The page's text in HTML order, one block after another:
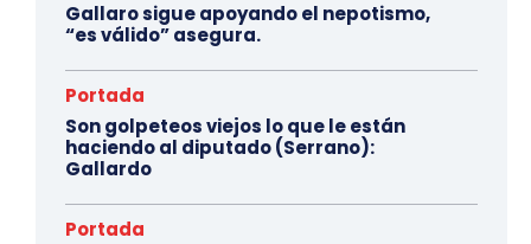
Gallaro sigue apoyando el nepotismo,
“es válido” asegura.
Portada
Son golpeteos viejos lo que le están
haciendo al diputado (Serrano):
Gallardo
Portada